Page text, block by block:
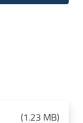
(1.23 MB)